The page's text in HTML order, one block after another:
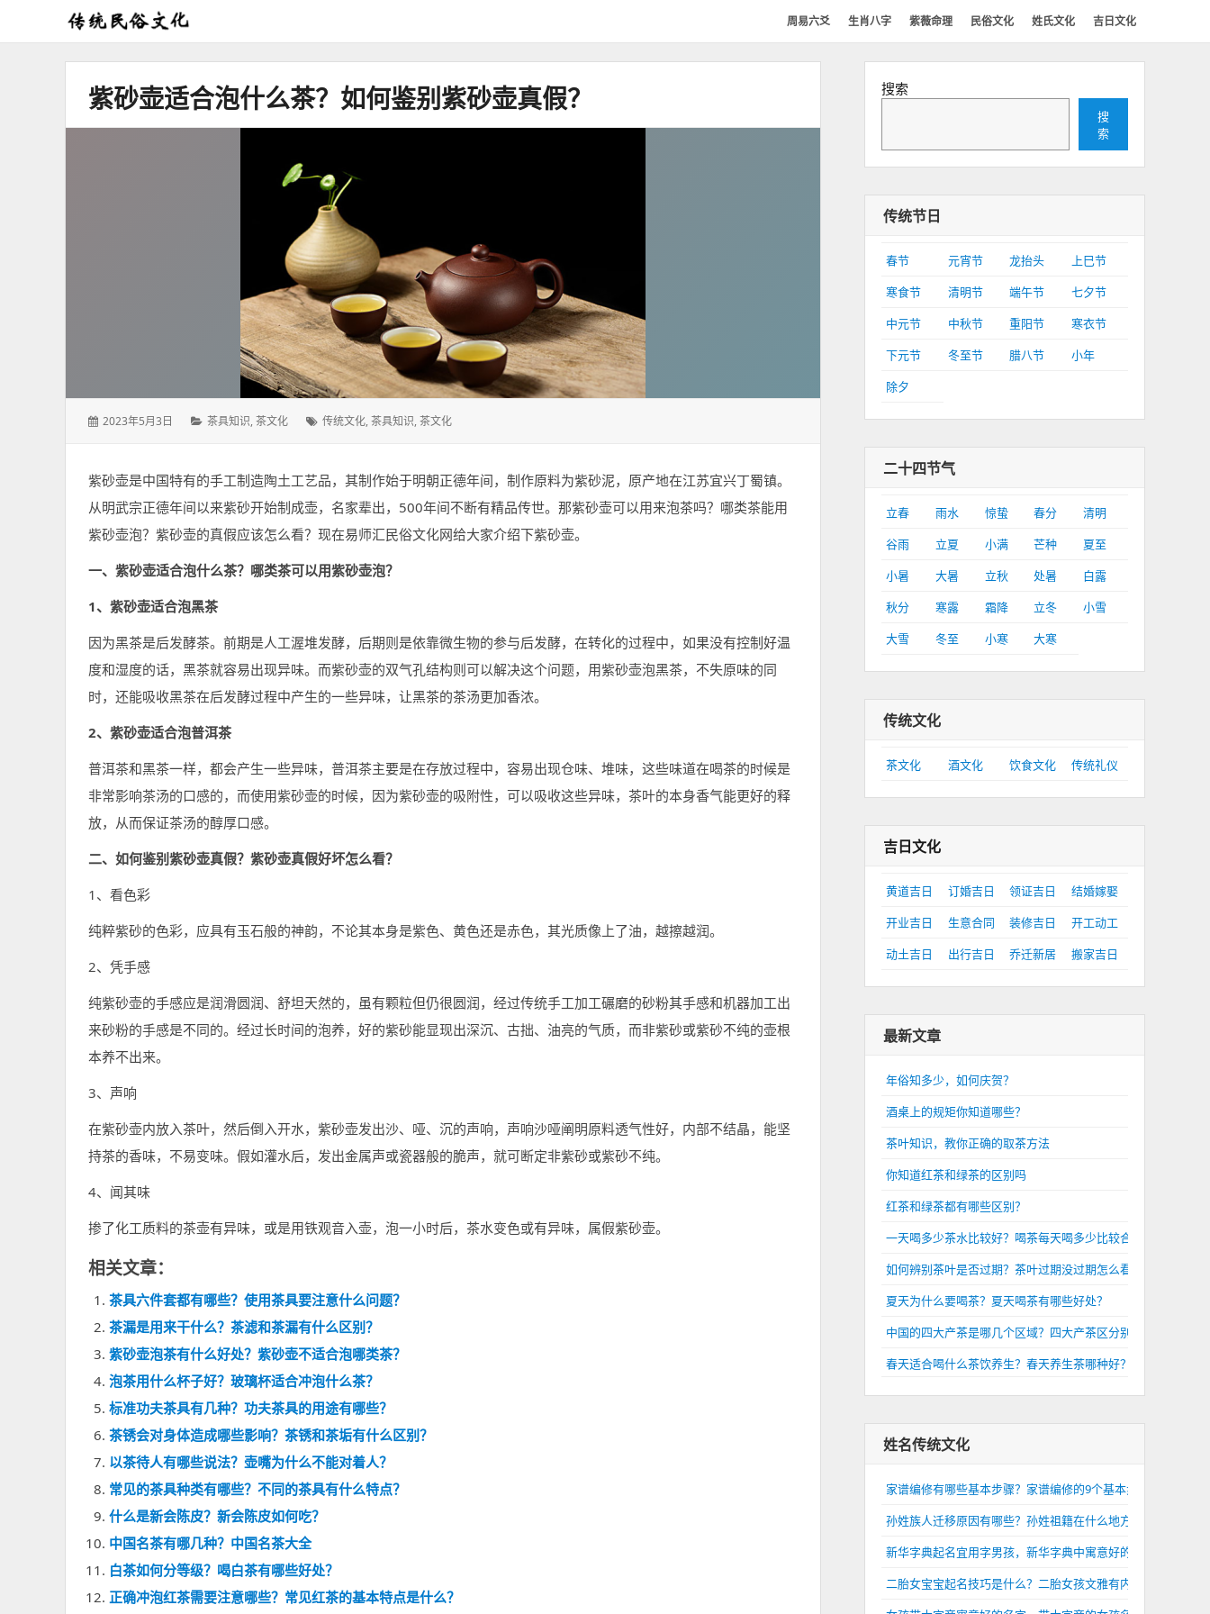
弘
扬
周易六爻 生肖八字 紫薇命理 民俗文化 姓氏文化 吉日文化
紫砂壶适合泡什么茶？如何鉴别紫砂壶真假？
发
2023年5月3日
分
茶具知识,茶文化
标
传统文化,茶具知识,茶文化
紫砂壶是中国特有的手工制造陶土工艺品，其制作始于明朝正德年间，制作原料为紫砂泥，原产地在江苏宜兴丁蜀镇。
从明武宗正德年间以来紫砂开始制成壶，名家辈出，500年间不断有精品传世。那紫砂壶可以用来泡茶吗？哪类茶能用
紫砂壶泡？紫砂壶的真假应该怎么看？现在易师汇民俗文化网给大家介绍下紫砂壶。
一、紫砂壶适合泡什么茶？哪类茶可以用紫砂壶泡？
1、紫砂壶适合泡黑茶
因为黑茶是后发酵茶。前期是人工渥堆发酵，后期则是依靠微生物的参与后发酵，在转化的过程中，如果没有控制好温
度和湿度的话，黑茶就容易出现异味。而紫砂壶的双气孔结构则可以解决这个问题，用紫砂壶泡黑茶，不失原味的同
时，还能吸收黑茶在后发酵过程中产生的一些异味，让黑茶的茶汤更加香浓。
2、紫砂壶适合泡普洱茶
普洱茶和黑茶一样，都会产生一些异味，普洱茶主要是在存放过程中，容易出现仓味、堆味，这些味道在喝茶的时候是
非常影响茶汤的口感的，而使用紫砂壶的时候，因为紫砂壶的吸附性，可以吸收这些异味，茶叶的本身香气能更好的释
放，从而保证茶汤的醇厚口感。
二、如何鉴别紫砂壶真假？紫砂壶真假好坏怎么看？
1、看色彩
纯粹紫砂的色彩，应具有玉石般的神韵，不论其本身是紫色、黄色还是赤色，其光质像上了油，越擦越润。
2、凭手感
纯紫砂壶的手感应是润滑圆润、舒坦天然的，虽有颗粒但仍很圆润，经过传统手工加工碾磨的砂粉其手感和机器加工出
来砂粉的手感是不同的。经过长时间的泡养，好的紫砂能显现出深沉、古拙、油亮的气质，而非紫砂或紫砂不纯的壶根
本养不出来。
3、声响
在紫砂壶内放入茶叶，然后倒入开水，紫砂壶发出沙、哑、沉的声响，声响沙哑阐明原料透气性好，内部不结晶，能坚
持茶的香味，不易变味。假如灌水后，发出金属声或瓷器般的脆声，就可断定非紫砂或紫砂不纯。
4、闻其味
掺了化工质料的茶壶有异味，或是用铁观音入壶，泡一小时后，茶水变色或有异味，属假紫砂壶。
相关文章：
茶具六件套都有哪些？使用茶具要注意什么问题？
茶漏是用来干什么？茶滤和茶漏有什么区别？
紫砂壶泡茶有什么好处？紫砂壶不适合泡哪类茶？
泡茶用什么杯子好？玻璃杯适合冲泡什么茶？
标准功夫茶具有几种？功夫茶具的用途有哪些？
茶锈会对身体造成哪些影响？茶锈和茶垢有什么区别？
以茶待人有哪些说法？壶嘴为什么不能对着人？
常见的茶具种类有哪些？不同的茶具有什么特点？
什么是新会陈皮？新会陈皮如何吃？
中国名茶有哪几种？中国名茶大全
白茶如何分等级？喝白茶有哪些好处？
正确冲泡红茶需要注意哪些？常见红茶的基本特点是什么？
搜索
搜
索
传统节日
春节 元宵节 龙抬头
上巳节
寒食节
清明节 端午节
七夕节
中元节
中秋节 重阳节
寒衣节
下元节
冬至节 腊八节
小年
除夕
二十四节气
立春 雨水 惊蛰 春分
清明
谷雨
立夏 小满 芒种
夏至
小暑
大暑 立秋 处暑
白露
秋分
寒露 霜降 立冬
小雪
大雪
冬至 小寒 大寒
传统文化
茶文化 酒文化 饮食文化 传统礼仪
吉日文化
黄道吉日 订婚吉日 领证吉日
结婚嫁娶
开业吉日
生意合同 装修吉日
开工动工
动土吉日
出行吉日 乔迁新居 搬家吉日
最新文章
年俗知多少，如何庆贺？
酒桌上的规矩你知道哪些？
茶叶知识，教你正确的取茶方法
你知道红茶和绿茶的区别吗
红茶和绿茶都有哪些区别？
一天喝多少茶水比较好？喝茶每天喝多少比较合适？
如何辨别茶叶是否过期？茶叶过期没过期怎么看？
夏天为什么要喝茶？夏天喝茶有哪些好处？
中国的四大产茶是哪几个区域？四大产茶区分别是哪里？
春天适合喝什么茶饮养生？春天养生茶哪种好？
姓名传统文化
家谱编修有哪些基本步骤？家谱编修的9个基本步骤介绍
孙姓族人迁移原因有哪些？孙姓祖籍在什么地方？
新华字典起名宜用字男孩，新华字典中寓意好的男孩名字
二胎女宝宝起名技巧是什么？二胎女孩文雅有内涵的名字